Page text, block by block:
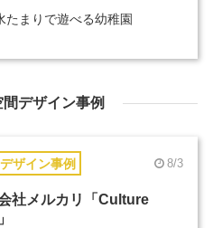
たまりで遊べる幼稚園
デザイン事例
ザイン事例 8/3
社メルカリ「Culture